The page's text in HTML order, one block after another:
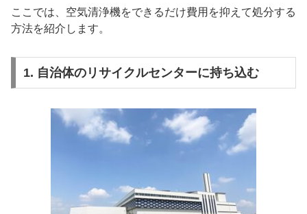
ここでは、空気清浄機をできるだけ費用を抑えて処分する
方法を紹介します。
1. 自治体のリサイクルセンターに持ち込む